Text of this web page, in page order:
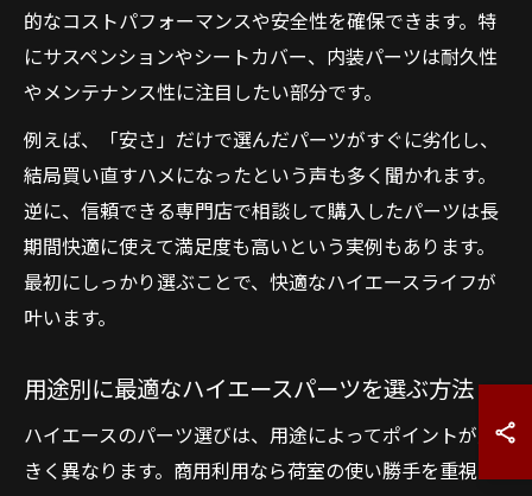
的なコストパフォーマンスや安全性を確保できます。特
にサスペンションやシートカバー、内装パーツは耐久性
やメンテナンス性に注目したい部分です。
例えば、「安さ」だけで選んだパーツがすぐに劣化し、
結局買い直すハメになったという声も多く聞かれます。
逆に、信頼できる専門店で相談して購入したパーツは長
期間快適に使えて満足度も高いという実例もあります。
最初にしっかり選ぶことで、快適なハイエースライフが
叶います。
用途別に最適なハイエースパーツを選ぶ方法
ハイエースのパーツ選びは、用途によってポイントが大
きく異なります。商用利用なら荷室の使い勝手を重視し